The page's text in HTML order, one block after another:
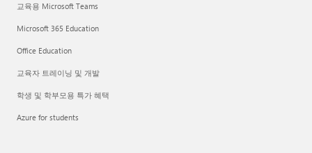
교육용 Microsoft Teams
Microsoft 365 Education
Office Education
교육자 트레이닝 및 개발
학생 및 학부모용 특가 혜택
Azure for students